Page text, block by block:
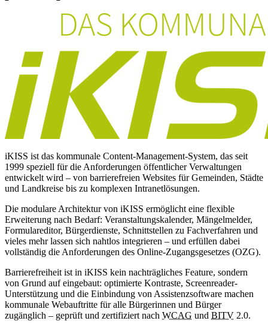
iKISS ist das kommunale Content-Management-System, das seit
1999 speziell für die Anforderungen öffentlicher Verwaltungen
entwickelt wird – von barrierefreien Websites für Gemeinden, Städte
und Landkreise bis zu komplexen Intranetlösungen.
Die modulare Architektur von iKISS ermöglicht eine flexible
Erweiterung nach Bedarf: Veranstaltungskalender, Mängelmelder,
Formulareditor, Bürgerdienste, Schnittstellen zu Fachverfahren und
vieles mehr lassen sich nahtlos integrieren – und erfüllen dabei
vollständig die Anforderungen des Online-Zugangsgesetzes (OZG).
Barrierefreiheit ist in iKISS kein nachträgliches Feature, sondern
von Grund auf eingebaut: optimierte Kontraste, Screenreader-
Unterstützung und die Einbindung von Assistenzsoftware machen
kommunale Webauftritte für alle Bürgerinnen und Bürger
zugänglich – geprüft und zertifiziert nach WCAG und BITV 2.0.